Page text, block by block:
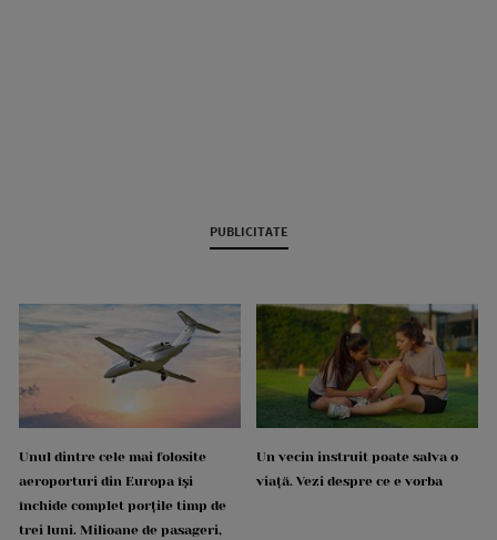
PUBLICITATE
Unul dintre cele mai folosite
aeroporturi din Europa își
închide complet porțile timp de
trei luni. Milioane de pasageri,
Un vecin instruit poate salva o
viață. Vezi despre ce e vorba